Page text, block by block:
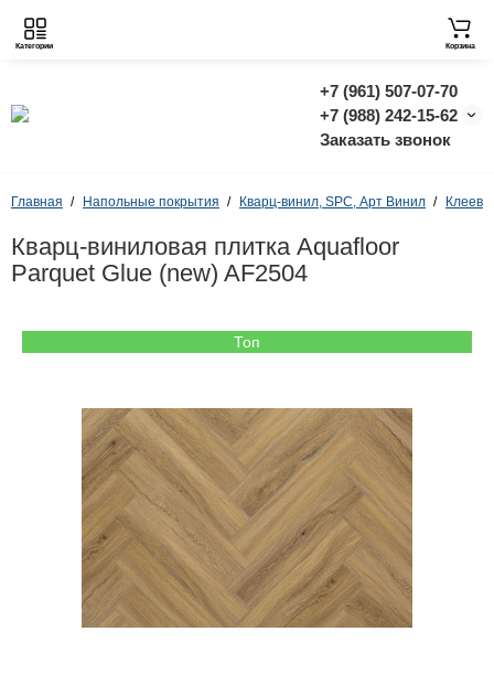
+7 (961) 507-07-70
+7 (988) 242-15-62
Заказать звонок
Категории Корзина
Главная Напольные покрытия Кварц-винил, SPC, Арт Винил
Кварц-виниловая плитка Aquafloor
Parquet Glue (new) AF2504
Топ